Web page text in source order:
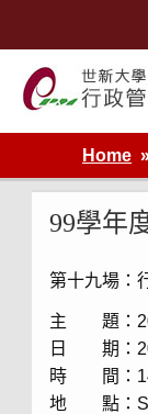
世新大學行政管
Home
99學年
第十九場：
主 題：
日 期：
時 間：
地 點：